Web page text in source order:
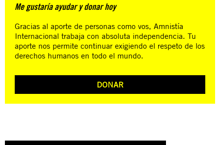
Me gustaría ayudar y donar hoy
Gracias al aporte de personas como vos, Amnistía
Internacional trabaja con absoluta independencia. Tu
aporte nos permite continuar exigiendo el respeto de los
derechos humanos en todo el mundo.
DONAR